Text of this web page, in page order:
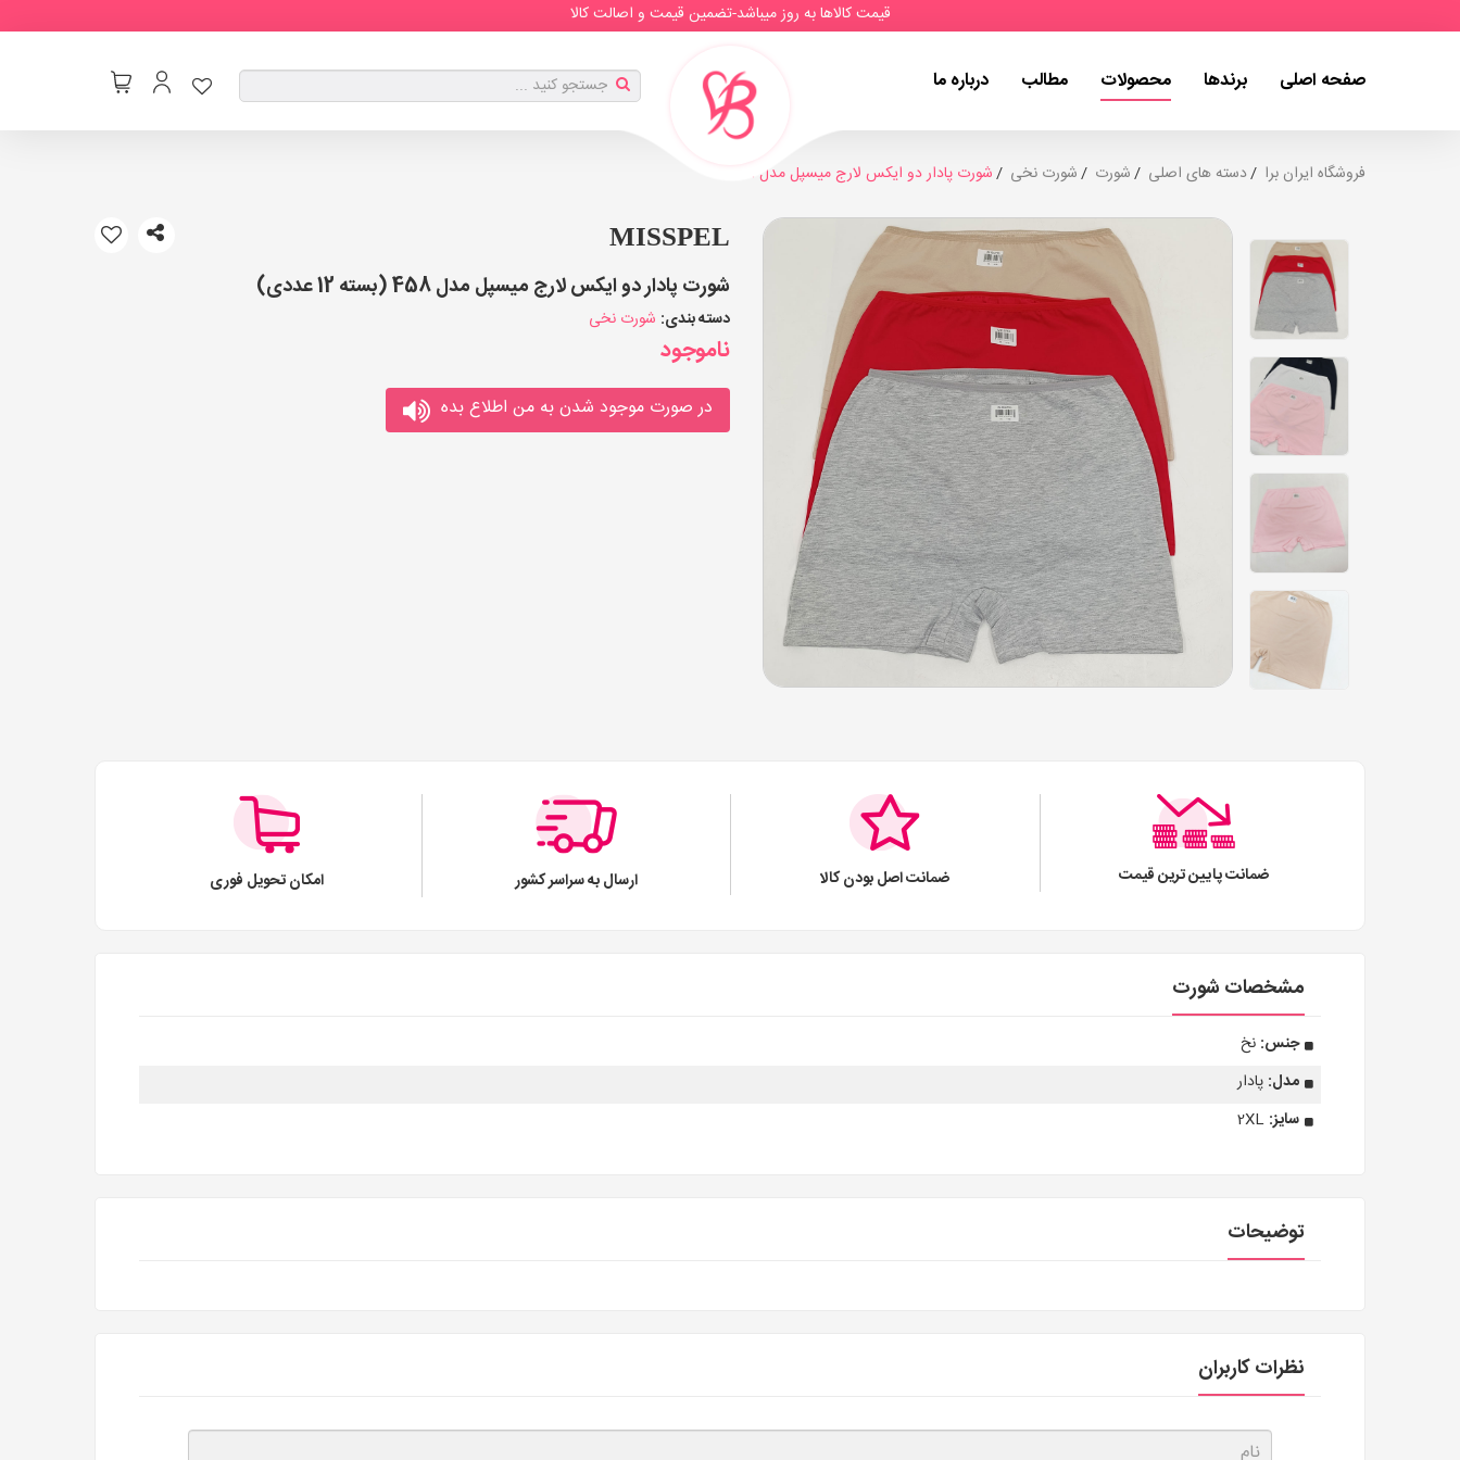
قیمت کالاها به روز میباشد-تضمین قیمت و اصالت کالا
صفحه اصلی برندها محصولات مطالب درباره ما
فروشگاه ایران برا دسته های اصلی شورت شورت نخی شورت پادار دو ایکس لارج میسپل مدل 458
MISSPEL
شورت پادار دو ایکس لارج میسپل مدل 458 (بسته 12 عددی)
دسته بندی: شورت نخی
ناموجود
در صورت موجود شدن به من اطلاع بده
ضمانت پایین ترین قیمت ضمانت اصل بودن کالا ارسال به سراسر کشور امکان تحویل فوری
مشخصات شورت
جنس: نخ
مدل: پادار
سایز: 2XL
توضیحات
نظرات کاربران